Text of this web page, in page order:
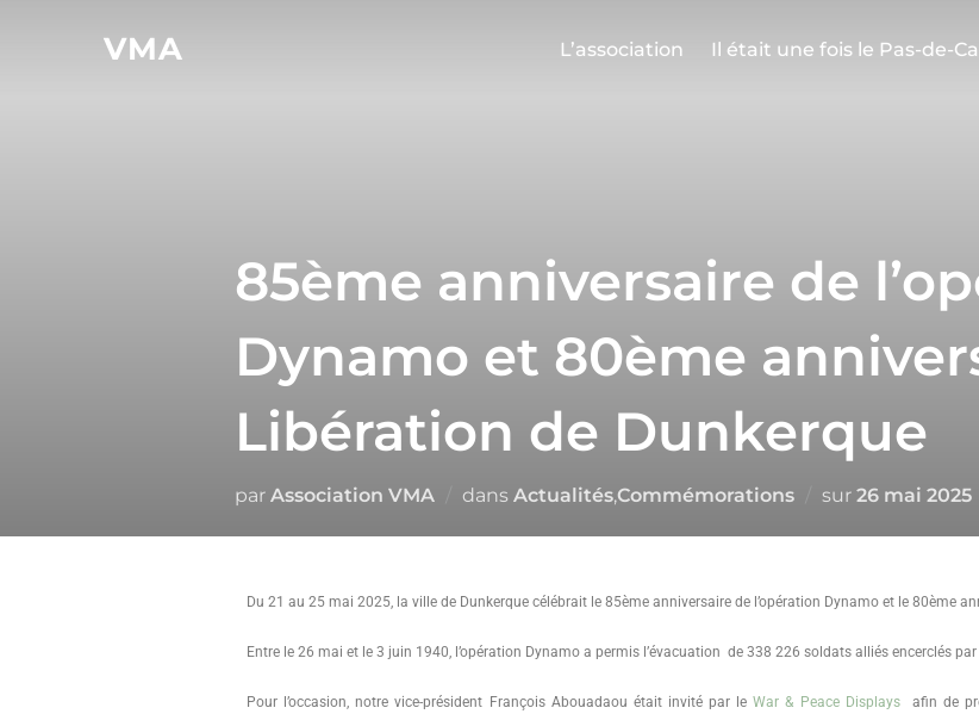
VMA L’association Il était une fois le Pas-de-
85ème anniversaire de
Dynamo et 80ème
Libération de Dunkerque
par Association VMA dans Actualités,Commémorations sur 26 mai 2025
Du 21 au 25 mai 2025, la ville de Dunkerque célébrait le 85ème anniversaire de l’opération Dynamo et le 80ème
Entre le 26 mai et le 3 juin 1940, l’opération Dynamo a permis l’évacuation de 338 226 soldats alliés encerclés
Pour l’occasion, notre vice-président François Abouadaou était invité par le War & Peace Displaysafin de